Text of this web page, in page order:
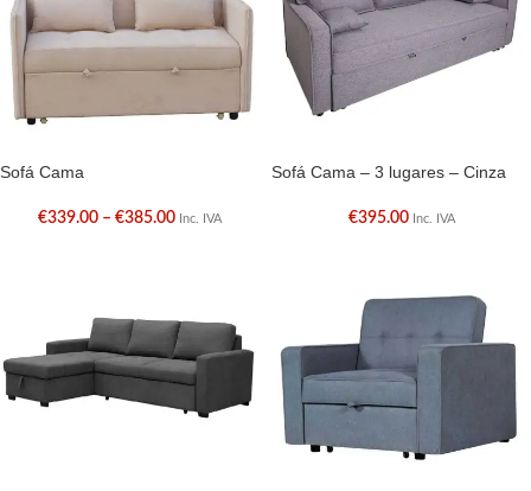
Sofá Cama
€339.00 – €385.00 Inc. IVA
Sofá Cama – 3 lugares – Cinza
€395.00 Inc. IVA